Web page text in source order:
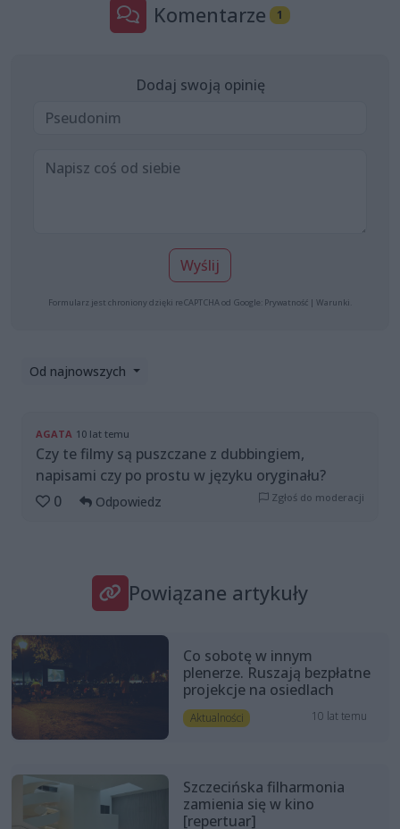
Komentarze 1
Dodaj swoją opinię
Wyślij
Formularz jest chroniony dzięki reCAPTCHA od Google: Prywatność | Warunki
Od najnowszych
AGATA 10 lat temu
Czy te filmy są puszczane z dubbingiem,
napisami czy po prostu w języku oryginału?
0
Odpowiedz Zgłoś do moderacji
Powiązane artykuły
Co sobotę w innym
plenerze. Ruszają bezpłatne
projekcje na osiedlach
Aktualności 10 lat temu
Szczecińska filharmonia
zamienia się w kino
[repertuar]